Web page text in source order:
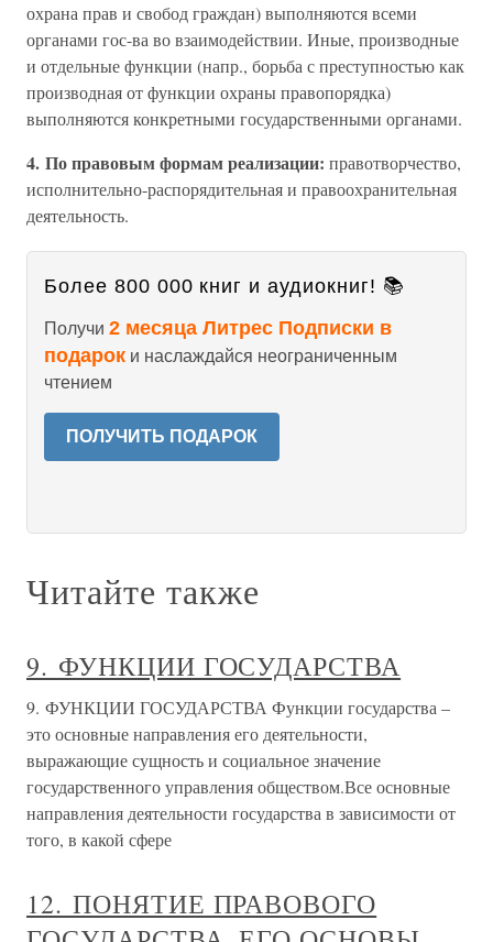
охрана прав и свобод граждан) выполняются всеми
органами гос-ва во взаимодействии. Иные, производные
и отдельные функции (напр., борьба с преступностью как
производная от функции охраны правопорядка)
выполняются конкретными государственными органами.
4. По правовым формам реализации: правотворчество,
исполнительно-распорядительная и правоохранительная
деятельность.
Более 800 000 книг и аудиокниг! 📚
Получи 2 месяца Литрес Подписки в
подарок и наслаждайся неограниченным
чтением
ПОЛУЧИТЬ ПОДАРОК
Читайте также
9. ФУНКЦИИ ГОСУДАРСТВА
9. ФУНКЦИИ ГОСУДАРСТВА Функции государства –
это основные направления его деятельности,
выражающие сущность и социальное значение
государственного управления обществом.Все основные
направления деятельности государства в зависимости от
того, в какой сфере
12. ПОНЯТИЕ ПРАВОВОГО